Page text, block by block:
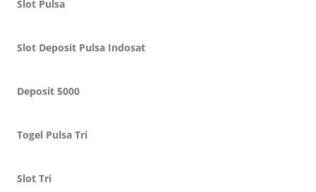
Slot Pulsa
Slot Deposit Pulsa Indosat
Deposit 5000
Togel Pulsa Tri
Slot Tri